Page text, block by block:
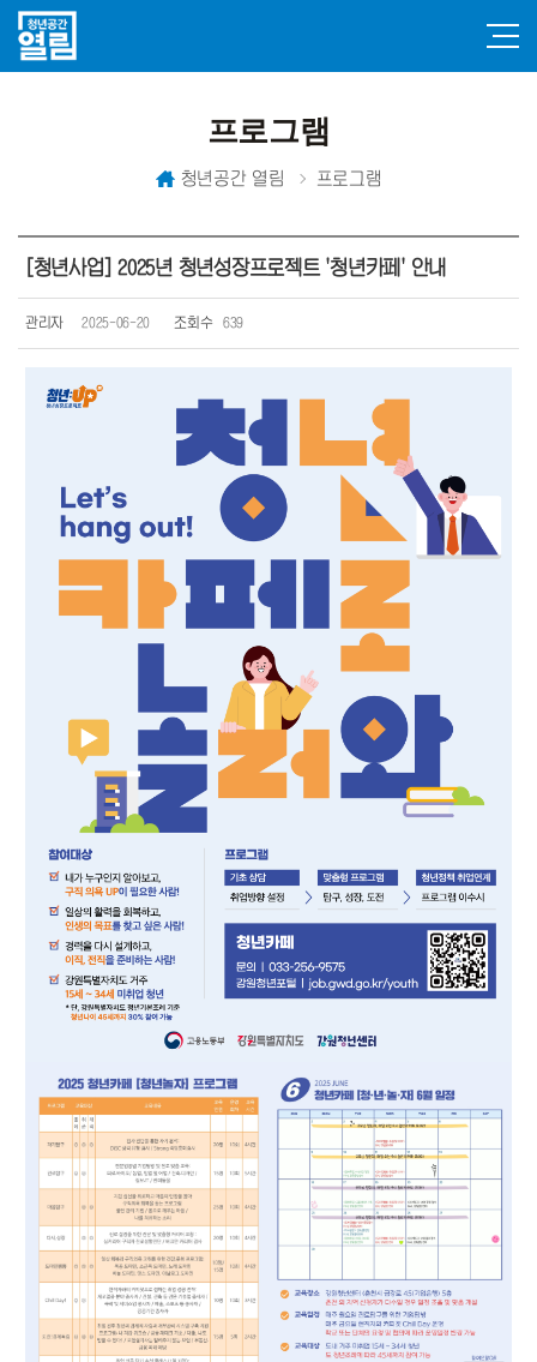
프로그램
청년공간 열림 프로그램
[청년사업] 2025년 청년성장프로젝트 '청년카페' 안내
관리자 2025-06-20 조회수 639